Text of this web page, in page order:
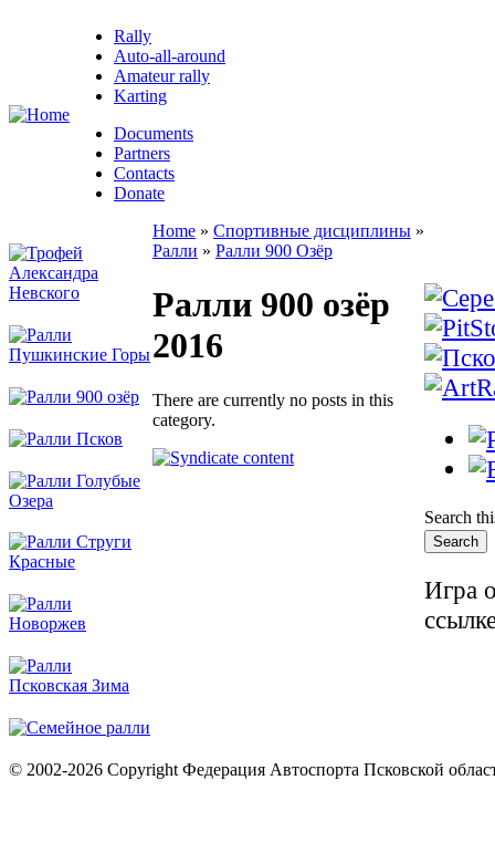
Rally
Auto-all-around
Amateur rally
Karting
Documents
Partners
Contacts
Donate
Home » Спортивные дисциплины »
Ралли » Ралли 900 Озёр
Ралли 900 озёр
2016
There are currently no posts in this
category.
Search
Игра
© 2002-2026 Copyright Федерация Автоспорта Псковской